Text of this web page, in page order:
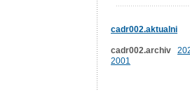
cadr002.aktualni
cadr002.archiv
2001